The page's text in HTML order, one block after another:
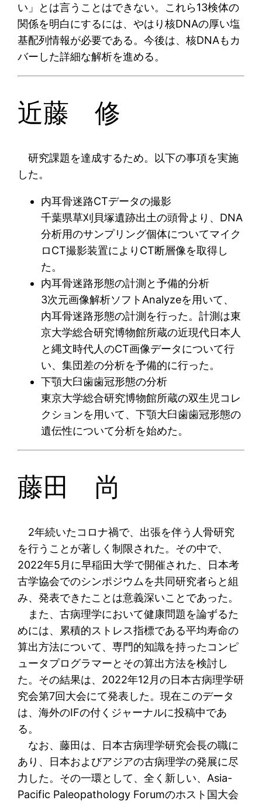
い」とは言うことはできない。これら13検体の
関係を明白にするには、やはり核DNAの厚い塩
基配列情報が必要である。今後は、核DNAもカ
バーした詳細な解析を進める。
近藤 修
研究課題を達成するため。以下の事項を実施
した。
内耳骨迷路CTデータの撮影
千葉県草刈貝塚遺跡出土の頭骨より、DNA
分析用のサンプリング個体についてマイク
ロCT撮影装置によりCT断層像を取得し
た。
内耳骨迷路形態の計測と予備的分析
3次元画像解析ソフトAnalyzeを用いて、
内耳骨迷路形態の計測を行った。計測は東
京大学総合研究博物館所蔵の近現代日本人
と縄文時代人のCT画像データについて行
い、集団差の分析を予備的に行った。
下顎大臼歯歯冠形態の分析
東京大学総合研究博物館所蔵の双生児コレ
クションを用いて、下顎大臼歯歯冠形態の
遺伝性について分析を始めた。
藤田 尚
2年続いたコロナ禍で、出張を伴う人骨研究
を行うことが著しく制限された。その中で、
2022年5月に早稲田大学で開催された、日本考
古学協会でのシンポジウムを共同研究者らと組
み、発表できたことは意義深いことであった。
また、古病理学において健康問題を論ずるた
めには、累積的ストレス指標である平均寿命の
算出方法について、専門的知識を持ったコンピ
ュータプログラマーとその算出方法を検討し
た。その結果は、2022年12月の日本古病理学研
究会第7回大会にて発表した。現在このデータ
は、海外のIFの付くジャーナルに投稿中であ
る。
なお、藤田は、日本古病理学研究会長の職に
あり、日本およびアジアの古病理学の発展に尽
力した。その一環として、全く新しい、Asia-
Pacific Paleopathology Forumのホスト国大会